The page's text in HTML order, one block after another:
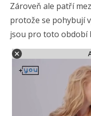
Zároveň ale patří
protože se pohybují
jsou pro toto období